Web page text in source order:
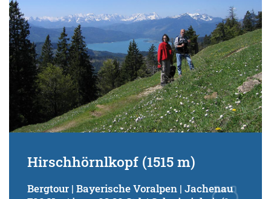
Hirschhörnlkopf (1515 m)
Bergtour | Bayerische Voralpen | Jachenau